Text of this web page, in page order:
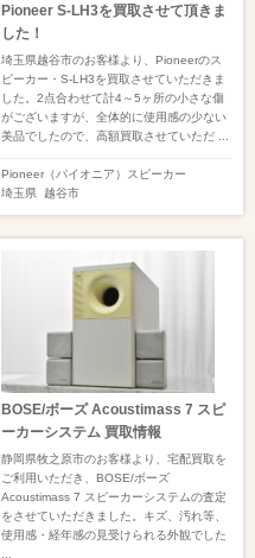
Pioneer S-LH3を買取させて頂きま
した！
埼玉県越谷市のお客様より、Pioneerのス
ピーカー・S-LH3を買取させていただきま
した。2点合わせて計4～5ヶ所の小さな傷
がございますが、全体的に使用感の少ない
美品でしたので、高額買取させていただ ...
Pioneer（パイオニア） スピーカー
埼玉県
越谷市
BOSE/ボーズ Acoustimass 7 スピ
ーカーシステム 買取情報
静岡県牧之原市のお客様より、宅配買取を
ご利用いただき、BOSE/ボーズ
Acoustimass 7 スピーカーシステムの査定
をさせていただきました。キズ、汚れ等、
使用感・経年感の見受けられる外観でした